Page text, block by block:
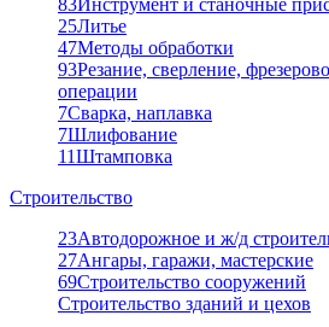
83Инструмент и станочные
25Литье
47Методы обработки
93Резание, сверление,
операции
7Сварка, наплавка
7Шлифование
11Штамповка
Строительство
23Автодорожное и ж/д
27Ангары, гаражи, мастерские
69Строительство сооружений
Строительство зданий и цехов